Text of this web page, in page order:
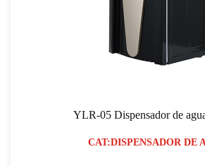
YLR-05 Dispensador de
CAT:DISPENSADOR DE